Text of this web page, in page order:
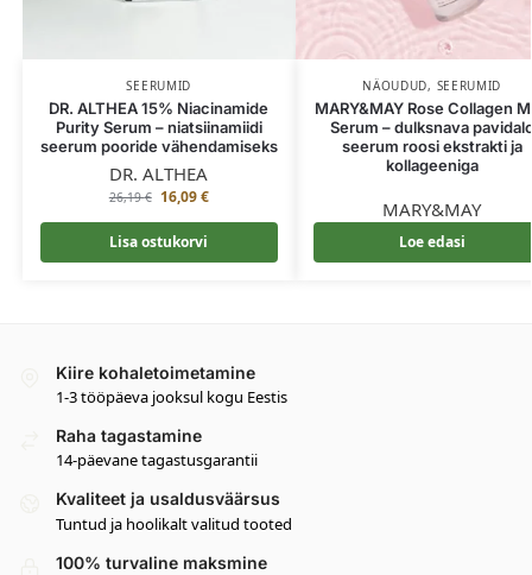
SEERUMID
DR. ALTHEA 15% Niacinamide
Purity Serum – niatsiinamiidi
seerum pooride vähendamiseks
DR. ALTHEA
26,19€ 16,09€
Lisa ostukorvi
NÄOUDUD, SEERUMID
MARY&MAY Rose Collagen
Serum – dulksnava
seerum roosi ekstrakti ja
kollageeniga
MARY&MAY
Loe edasi
Kiire kohaletoimetamine
1-3 tööpäeva jooksul kogu Eestis
Raha tagastamine
14-päevane tagastusgarantii
Kvaliteet ja usaldusväärsus
Tuntud ja hoolikalt valitud tooted
100% turvaline maksmine